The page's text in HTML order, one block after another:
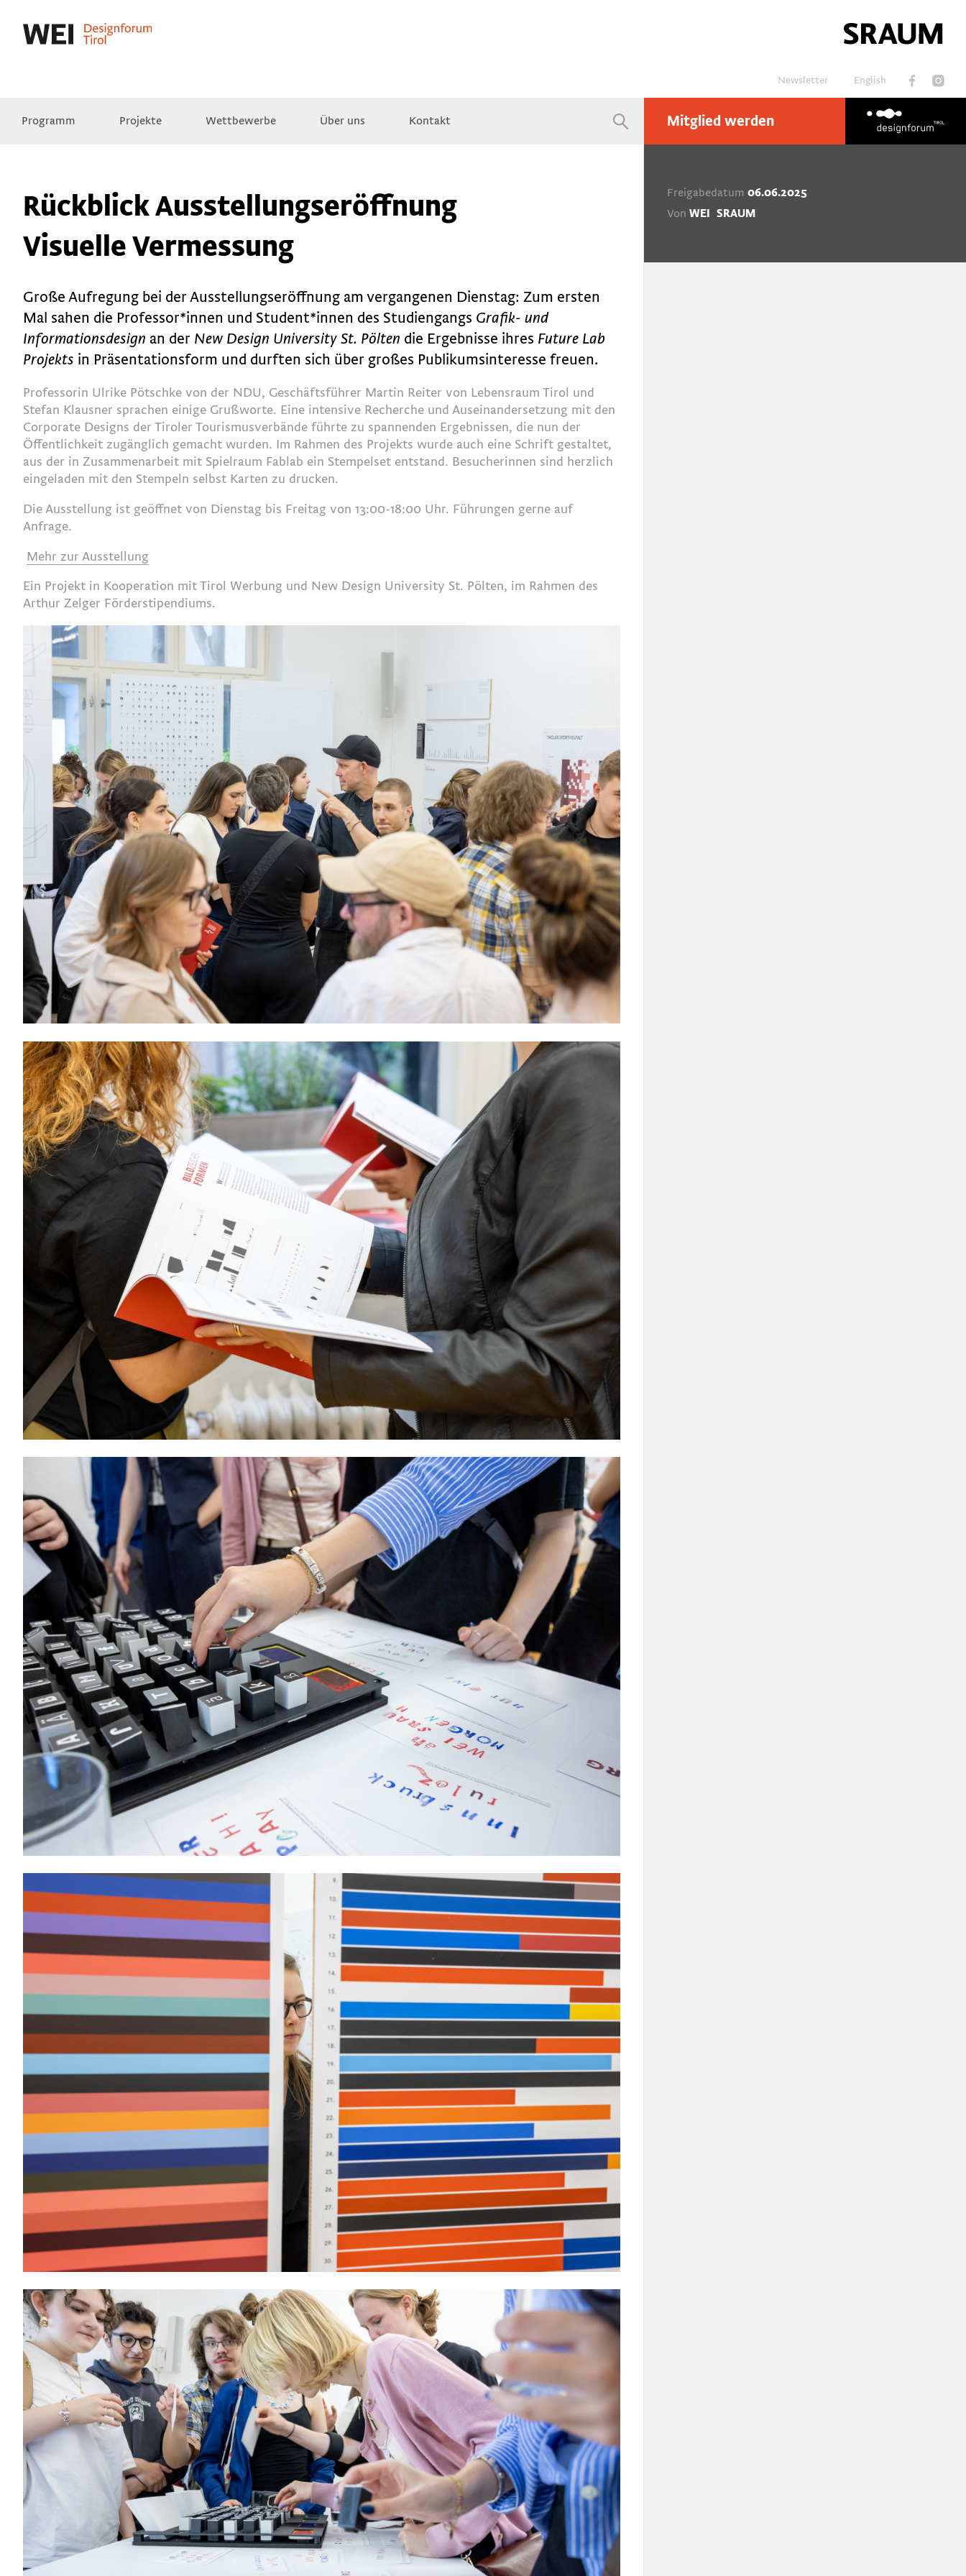
Newsletter English
Programm Projekte Wettbewerbe Über uns Kontakt Mitglied werden
Rückblick Ausstellungseröffnung
Visuelle Vermessung
Große Aufregung bei der Ausstellungseröffnung am vergangenen Dienstag: Zum ersten
Mal sahen die Professor*innen und Student*innen des Studiengangs Grafik- und
Informationsdesign an der New Design University St. Pölten die Ergebnisse ihres Future Lab
Projekts in Präsentationsform und durften sich über großes Publikumsinteresse freuen.
Professorin Ulrike Pötschke von der NDU, Geschäftsführer Martin Reiter von Lebensraum Tirol und
Stefan Klausner sprachen einige Grußworte. Eine intensive Recherche und Auseinandersetzung mit den
Corporate Designs der Tiroler Tourismusverbände führte zu spannenden Ergebnissen, die nun der
Öffentlichkeit zugänglich gemacht wurden. Im Rahmen des Projekts wurde auch eine Schrift gestaltet,
aus der in Zusammenarbeit mit Spielraum Fablab ein Stempelset entstand. Besucherinnen sind herzlich
eingeladen mit den Stempeln selbst Karten zu drucken.
Die Ausstellung ist geöffnet von Dienstag bis Freitag von 13:00-18:00 Uhr. Führungen gerne auf
Anfrage.
Mehr zur Ausstellung
Ein Projekt in Kooperation mit Tirol Werbung und New Design University St. Pölten, im Rahmen des
Arthur Zelger Förderstipendiums.
Freigabedatum 06.06.2025
Von WEI SRAUM